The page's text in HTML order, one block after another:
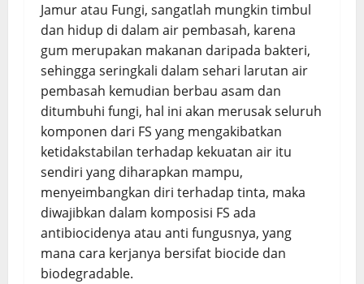
Jamur atau Fungi, sangatlah mungkin timbul
dan hidup di dalam air pembasah, karena
gum merupakan makanan daripada bakteri,
sehingga seringkali dalam sehari larutan air
pembasah kemudian berbau asam dan
ditumbuhi fungi, hal ini akan merusak seluruh
komponen dari FS yang mengakibatkan
ketidakstabilan terhadap kekuatan air itu
sendiri yang diharapkan mampu,
menyeimbangkan diri terhadap tinta, maka
diwajibkan dalam komposisi FS ada
antibiocidenya atau anti fungusnya, yang
mana cara kerjanya bersifat biocide dan
biodegradable.